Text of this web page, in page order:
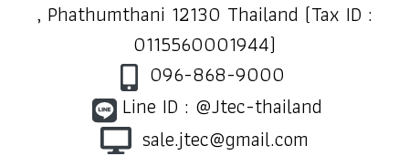
, Phathumthani 12130 Thailand (Tax ID :
0115560001944)
096-868-9000
Line ID : @Jtec-thailand
sale.jtec@gmail.com